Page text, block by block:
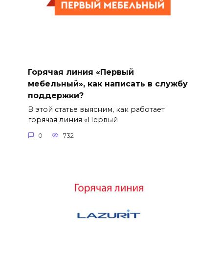
Горячая линия «Первый
мебельный», как написать в службу
поддержки?
В этой статье выясним, как работает
горячая линия «Первый
0 732